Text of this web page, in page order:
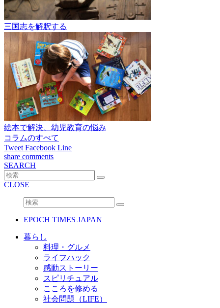
三国志を解釈する
絵本で解決、幼児教育の悩み
コラムのすべて
Tweet Facebook Line
share comments
SEARCH
CLOSE
EPOCH TIMES JAPAN
暮らし
料理・グルメ
ライフハック
感動ストーリー
スピリチュアル
こころを修める
社会問題（LIFE）